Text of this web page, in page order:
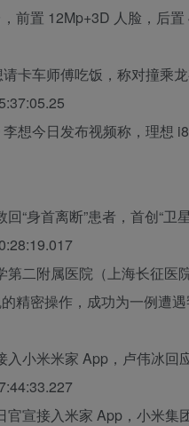
前置 12Mp+3D 人脸，后
卡车师傅吃饭，称对撞乘
想今日发布视频称，理想
“身首离断”患者，首创“卫
第二附属医院（上海长征
精密操作，成功为一例遭
小米米家 App，卢伟冰回
官宣接入米家 App，小米集